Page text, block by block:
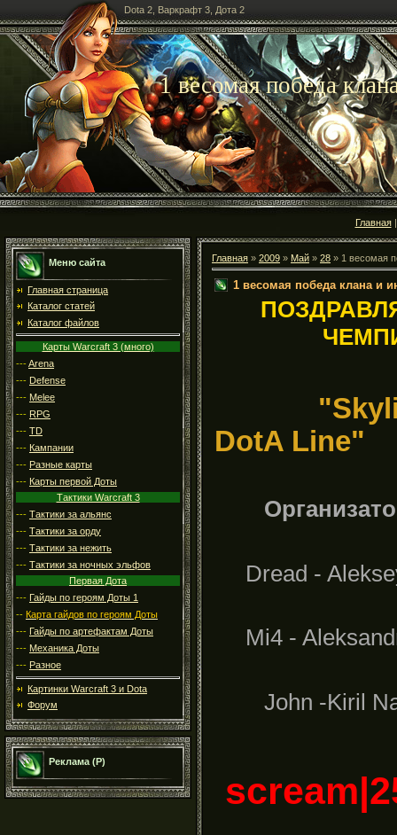
Dota 2, Варкрафт 3, Дота 2
1 весомая победа
Главная
Меню сайта
Главная страница
Каталог статей
Каталог файлов
Карты Warcraft 3 (много)
---Arena
--- Defense
--- Melee
--- RPG
--- TD
--- Кампании
--- Разные карты
--- Карты первой Доты
Тактики Warcraft 3
--- Тактики за альянс
--- Тактики за орду
--- Тактики за нежить
--- Тактики за ночных эльфов
Первая Дота
--- Гайды по героям Доты 1
-- Карта гайдов по героям Доты
--- Гайды по артефактам Доты
--- Механика Доты
--- Разное
Картинки Warcraft 3 и Dota
Форум
Реклама (Р)
Главная » 2009 » Май » 28 » 1 весомая
1 весомая победа клана и
"Skyline
DotA Line"
Dread -
Mi4 -
John -Kiril